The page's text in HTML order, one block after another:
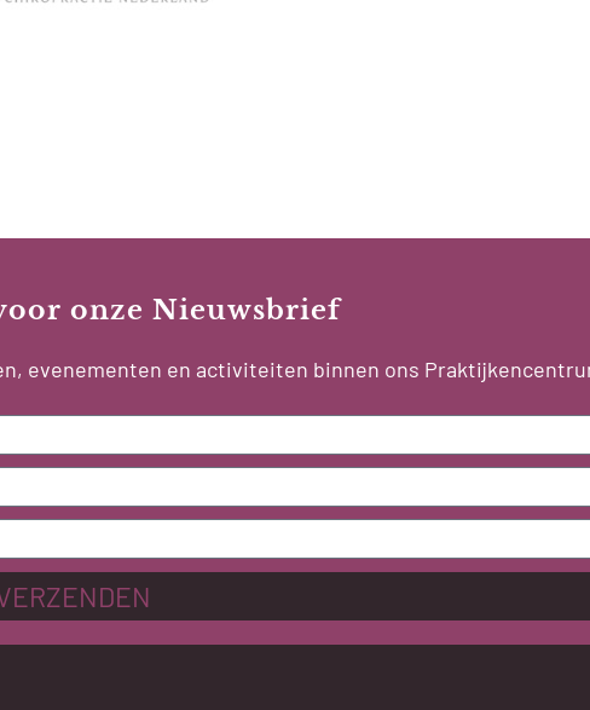
onze Nieuwsbrief
evenementen en activiteiten binnen ons